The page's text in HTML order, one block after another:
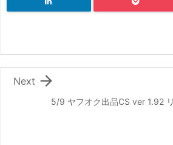
5/9 ヤフオク出品CS ver 1.92

Next